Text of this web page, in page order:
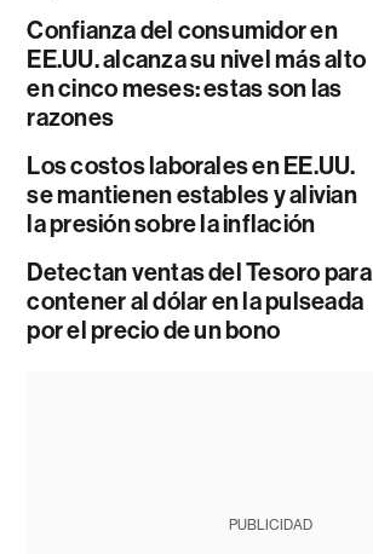
Confianza del consumidor en
EE.UU. alcanza su nivel más alto
en cinco meses: estas son las
razones
Los costos laborales en EE.UU.
se mantienen estables y alivian
la presión sobre la inflación
Detectan ventas del Tesoro para
contener al dólar en la pulseada
por el precio de un bono
PUBLICIDAD